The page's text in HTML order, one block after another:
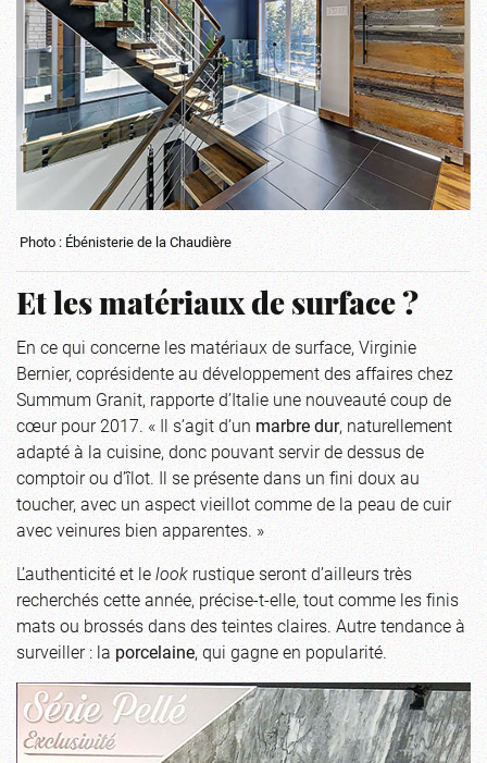
Photo : Ébénisterie de la Chaudière
Et les matériaux de surface ?
En ce qui concerne les matériaux de surface, Virginie
Bernier, coprésidente au développement des affaires chez
Summum Granit, rapporte d’Italie une nouveauté coup de
cœur pour 2017. « Il s’agit d’unmarbre dur, naturellement
adapté à la cuisine, donc pouvant servir de dessus de
comptoir ou d’îlot. Il se présente dans un fini doux au
toucher, avec un aspect vieillot comme de la peau de cuir
avec veinures bien apparentes. »
L’authenticité et lelook rustique seront d’ailleurs très
recherchés cette année, précise-t-elle, tout comme les finis
mats ou brossés dans des teintes claires. Autre tendance à
surveiller : laporcelaine, qui gagne en popularité.